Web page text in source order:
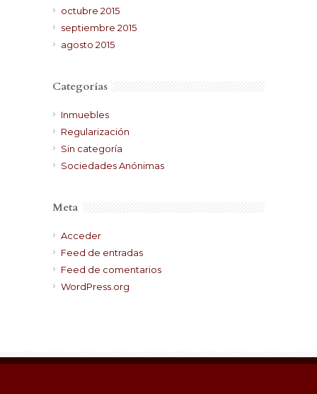
octubre 2015
septiembre 2015
agosto 2015
Categorías
Inmuebles
Regularización
Sin categoría
Sociedades Anónimas
Meta
Acceder
Feed de entradas
Feed de comentarios
WordPress.org